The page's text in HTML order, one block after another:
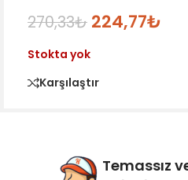
270,33₺ 224,77₺
Stokta yok
Karşılaştır
Temassız